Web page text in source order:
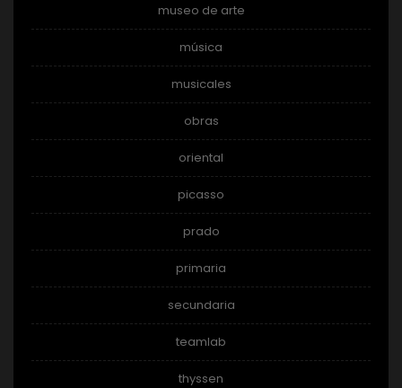
museo de arte
música
musicales
obras
oriental
picasso
prado
primaria
secundaria
teamlab
thyssen